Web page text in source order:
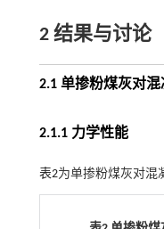
2 结果与讨论
2.1 单掺粉煤灰对
2.1.1 力学性能
表2为单掺粉煤灰对混